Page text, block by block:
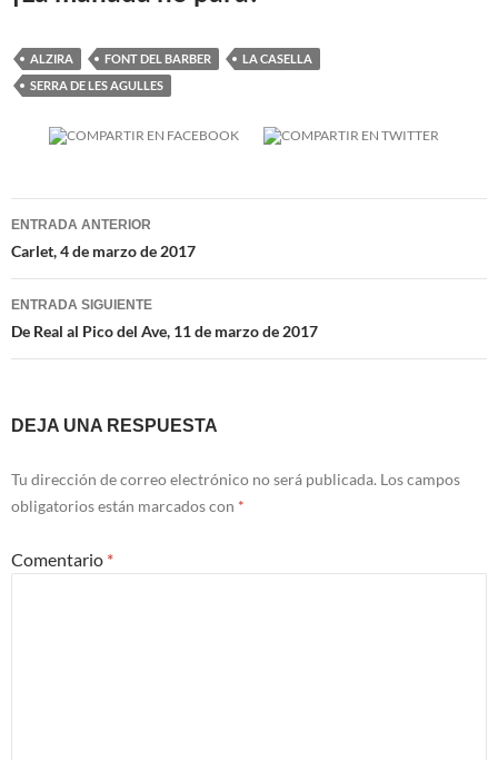
ALZIRA FONT DEL BARBER
LA CASELLA
SERRA DE LES AGULLES
Navegación
de
entradas
ENTRADA ANTERIOR
Carlet, 4 de marzo de 2017
ENTRADA SIGUIENTE
De Real al Pico del Ave, 11 de marzo de 2017
DEJA UNA RESPUESTA
Tu dirección de correo electrónico no será publicada. Los campos
obligatorios están marcados con *
Comentario *